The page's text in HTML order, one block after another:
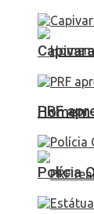
PRF
Polícia